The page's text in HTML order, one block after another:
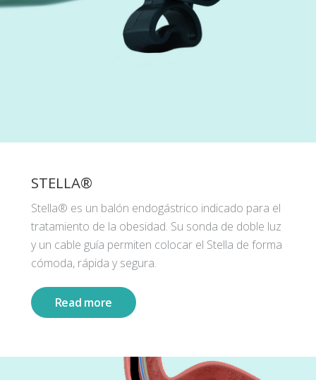
STELLA®
Stella® es un balón endogástrico indicado para el
tratamiento de la obesidad. Su sonda de doble luz
y un cable guía permiten colocar el Stella de forma
cómoda, rápida y segura.
Read more